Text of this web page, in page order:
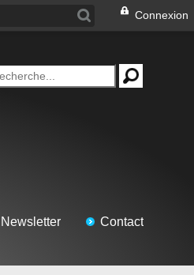
Connexion
Newsletter Contact